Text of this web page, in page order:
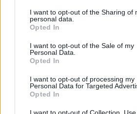
I want to opt-out of the Sharing of
personal data.
Opted In
I want to opt-out of the Sale of my
Personal Data.
Opted In
I want to opt-out of processing my
Personal Data for Targeted
Opted In
I want to opt-out of Collection, Use,
dnes říci, po několika jednáních se
Praha 8, že by bylo v silách našich
toto přemostění realizovat.
EkoList: Mají obce jako Suchdol
kompenzace, třeba finanční, za to, co
bude jednat o zahloubenou variantu
variantu přivaděče. Rozhodnutím
Suchdolem je vlastní vliv na
minimalizován a dávám v úvahu,